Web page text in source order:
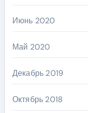
Июнь 2020
Май 2020
Декабрь 2019
Октябрь 2018